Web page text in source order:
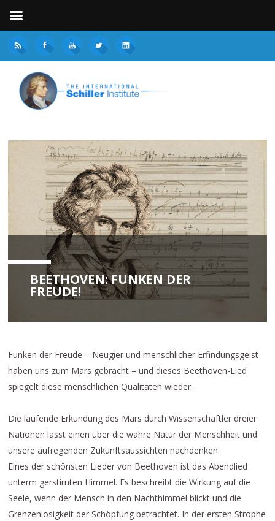
BEETHOVEN: FUNKEN DER
FREUDE!
Funken der Freude – Neugier und menschlicher Erfindungsgeist
haben uns zum Mars gebracht – und dieses Beethoven-Lied
spiegelt diese menschlichen Qualitäten wieder.
Die laufende Erkundung des Mars durch Wissenschaftler dreier
Nationen lässt einen über die wahre Natur der Menschheit und
unsere aufregenden Zukunftsaussichten nachdenken.
Eines der schönsten Lieder von Beethoven ist das Abendlied
unterm gerstirnten Himmel. Es beschreibt die Wirkung auf die
Seele, wenn der Mensch in den Nachthimmel blickt und die
Grenzenlosigkeit der Schöpfung betrachtet. In der ersten Strophe